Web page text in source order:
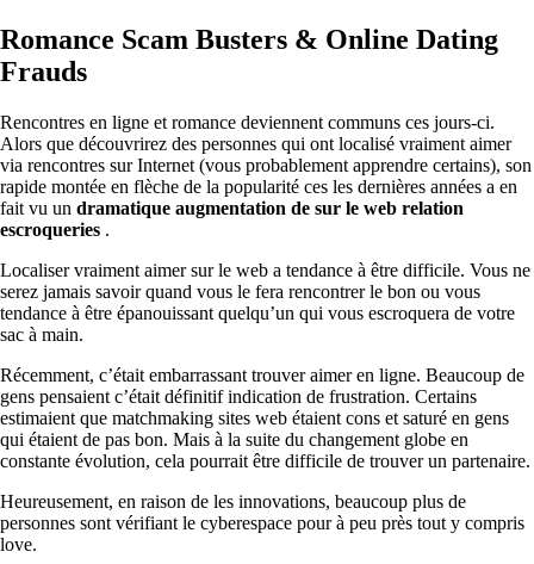
Romance Scam Busters & Online Dating
Frauds
Rencontres en ligne et romance deviennent communs ces jours-ci.
Alors que découvrirez des personnes qui ont localisé vraiment aimer
via rencontres sur Internet (vous probablement apprendre certains), son
rapide montée en flèche de la popularité ces les dernières années a en
fait vu un dramatique augmentation de sur le web relation
escroqueries .
Localiser vraiment aimer sur le web a tendance à être difficile. Vous ne
serez jamais savoir quand vous le fera rencontrer le bon ou vous
tendance à être épanouissant quelqu’un qui vous escroquera de votre
sac à main.
Récemment, c’était embarrassant trouver aimer en ligne. Beaucoup de
gens pensaient c’était définitif indication de frustration. Certains
estimaient que matchmaking sites web étaient cons et saturé en gens
qui étaient de pas bon. Mais à la suite du changement globe en
constante évolution, cela pourrait être difficile de trouver un partenaire.
Heureusement, en raison de les innovations, beaucoup plus de
personnes sont vérifiant le cyberespace pour à peu près tout y compris
love.